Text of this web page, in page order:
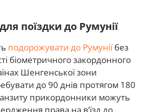
поїздки до Румунії
подорожувати до Румуніїбез
біометричного закордонного
Шенгенської зони
до 90 днів протягом 180
прикордонники можуть